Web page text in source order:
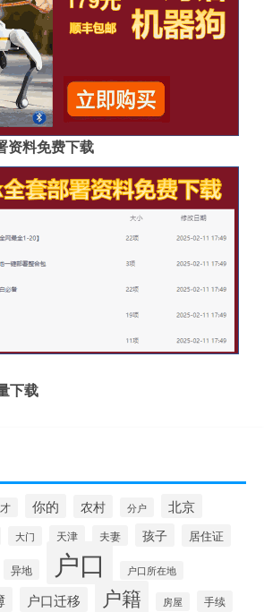
资料免费下载
下载
你的 农村 分户 北京
大门 天津 夫妻 孩子 居住证
异地 户口 户口所在地
户口迁移 户籍 房屋 手续